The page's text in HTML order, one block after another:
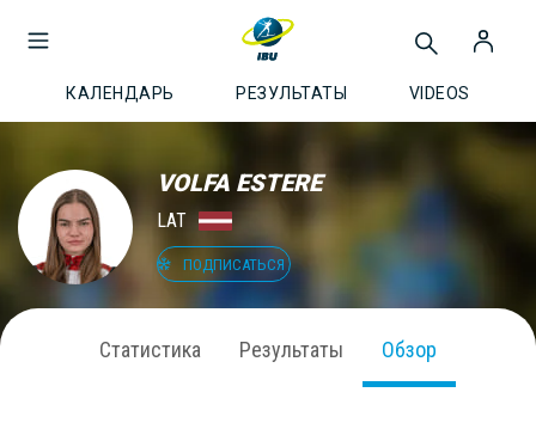
КАЛЕНДАРЬ РЕЗУЛЬТАТЫ VIDEOS
VOLFA ESTERE
LAT
ПОДПИСАТЬСЯ
Статистика Результаты Обзор